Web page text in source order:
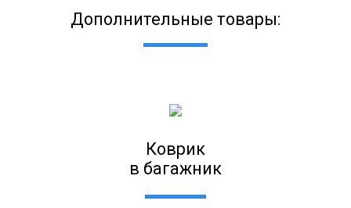
Дополнительные товары:
Коврик
в багажник